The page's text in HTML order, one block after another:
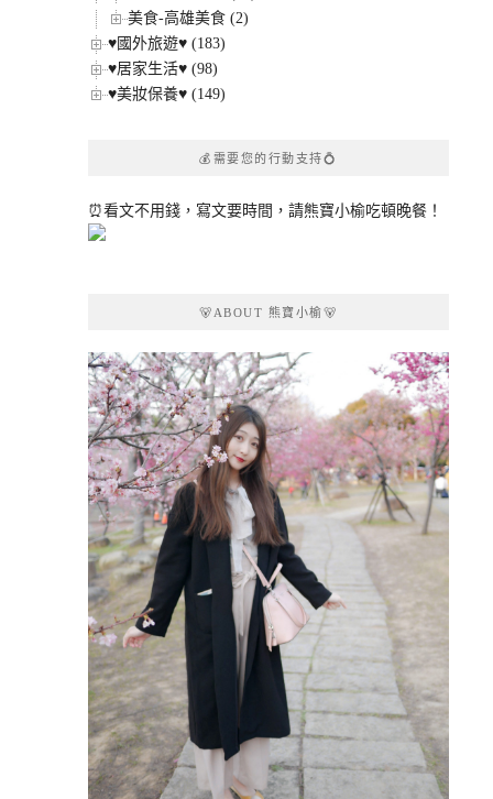
美食-高雄美食 (2)
♥國外旅遊♥ (183)
♥居家生活♥ (98)
♥美妝保養♥ (149)
💰需要您的行動支持💍
⏰看文不用錢，寫文要時間，請熊寶小榆吃頓晚餐！
🐻ABOUT 熊寶小榆🐻